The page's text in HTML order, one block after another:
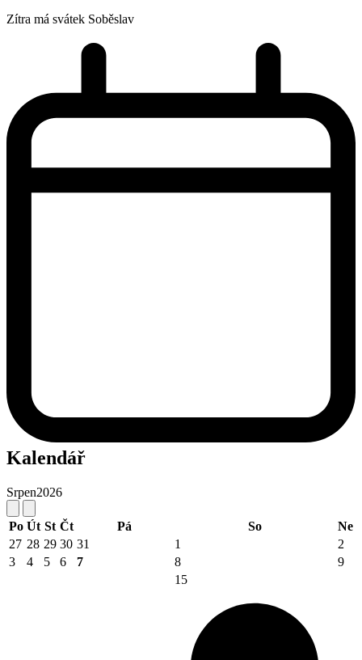
Zítra má svátek Soběslav
Kalendář
Srpen2026
Po Út St Čt Pá So
Ne
27 28 29 30 31 1
2
3
4 5 6 7 8 9
15